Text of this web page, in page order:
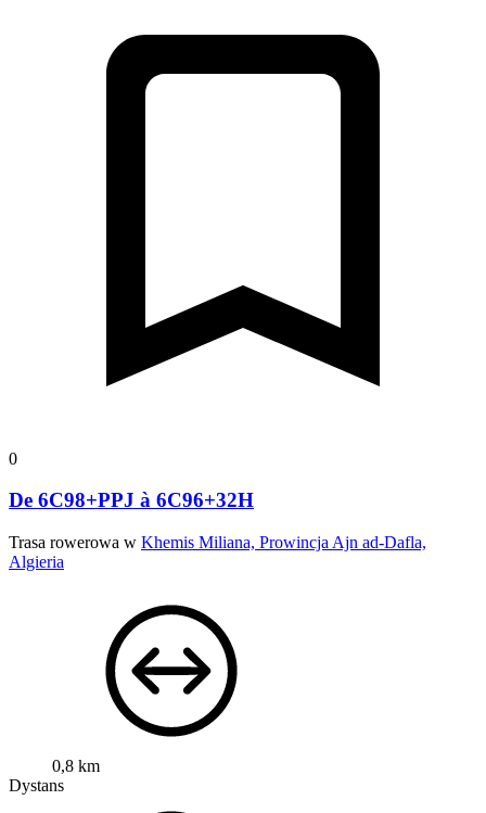
0
De 6C98+PPJ à 6C96+32H
Trasa rowerowa w Khemis Miliana, Prowincja Ajn ad-Dafla,
Algieria
0,8 km
Dystans